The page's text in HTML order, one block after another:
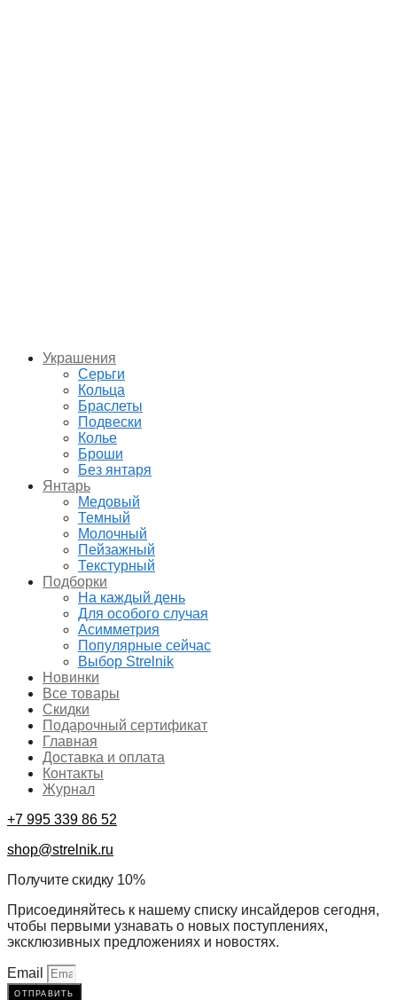
Украшения
Серьги
Кольца
Браслеты
Подвески
Колье
Броши
Без янтаря
Янтарь
Медовый
Темный
Молочный
Пейзажный
Текстурный
Подборки
На каждый день
Для особого случая
Асимметрия
Популярные сейчас
Выбор Strelnik
Новинки
Все товары
Скидки
Подарочный сертификат
Главная
Доставка и оплата
Контакты
Журнал
+7 995 339 86 52
shop@strelnik.ru
Получите скидку 10%
Присоединяйтесь к нашему списку инсайдеров сегодня,
чтобы первыми узнавать о новых поступлениях,
эксклюзивных предложениях и новостях.
Email
отправить